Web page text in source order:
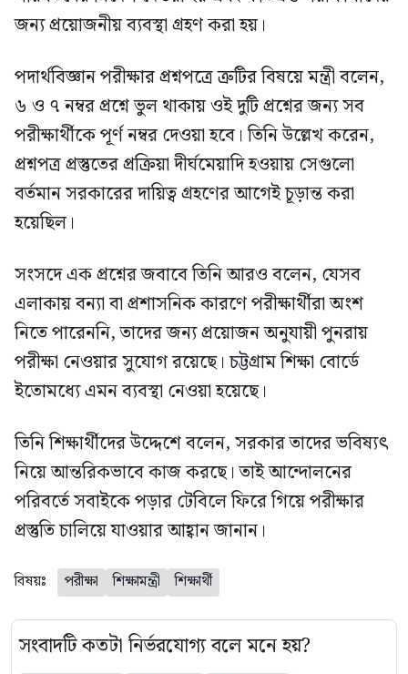
জন্য প্রয়োজনীয় ব্যবস্থা গ্রহণ করা হয়।
পদার্থবিজ্ঞান পরীক্ষার প্রশ্নপত্রে ত্রুটির বিষয়ে মন্ত্রী বলেন,
৬ ও ৭ নম্বর প্রশ্নে ভুল থাকায় ওই দুটি প্রশ্নের জন্য সব
পরীক্ষার্থীকে পূর্ণ নম্বর দেওয়া হবে। তিনি উল্লেখ করেন,
প্রশ্নপত্র প্রস্তুতের প্রক্রিয়া দীর্ঘমেয়াদি হওয়ায় সেগুলো
বর্তমান সরকারের দায়িত্ব গ্রহণের আগেই চূড়ান্ত করা
হয়েছিল।
সংসদে এক প্রশ্নের জবাবে তিনি আরও বলেন, যেসব
এলাকায় বন্যা বা প্রশাসনিক কারণে পরীক্ষার্থীরা অংশ
নিতে পারেননি, তাদের জন্য প্রয়োজন অনুযায়ী পুনরায়
পরীক্ষা নেওয়ার সুযোগ রয়েছে। চট্টগ্রাম শিক্ষা বোর্ডে
ইতোমধ্যে এমন ব্যবস্থা নেওয়া হয়েছে।
তিনি শিক্ষার্থীদের উদ্দেশে বলেন, সরকার তাদের ভবিষ্যৎ
নিয়ে আন্তরিকভাবে কাজ করছে। তাই আন্দোলনের
পরিবর্তে সবাইকে পড়ার টেবিলে ফিরে গিয়ে পরীক্ষার
প্রস্তুতি চালিয়ে যাওয়ার আহ্বান জানান।
বিষয়ঃ পরীক্ষা শিক্ষামন্ত্রী শিক্ষার্থী
সংবাদটি কতটা নির্ভরযোগ্য বলে মনে হয়?